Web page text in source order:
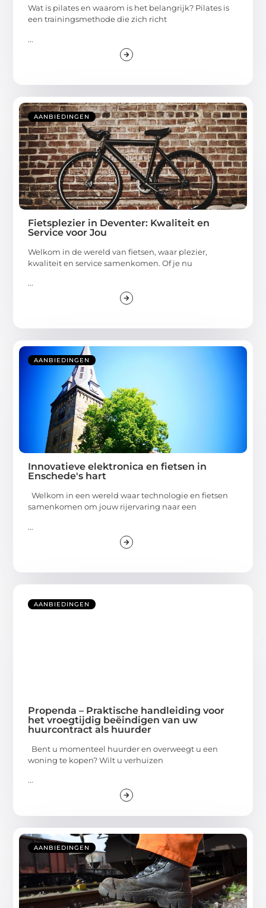
Wat is pilates en waarom is het belangrijk? Pilates is
een trainingsmethode die zich richt
...
AANBIEDINGEN
Fietsplezier in Deventer: Kwaliteit en
Service voor Jou
Welkom in de wereld van fietsen, waar plezier,
kwaliteit en service samenkomen. Of je nu
...
AANBIEDINGEN
Innovatieve elektronica en fietsen in
Enschede's hart
Welkom in een wereld waar technologie en fietsen
samenkomen om jouw rijervaring naar een
...
AANBIEDINGEN
Propenda – Praktische handleiding voor
het vroegtijdig beëindigen van uw
huurcontract als huurder
Bent u momenteel huurder en overweegt u een
woning te kopen? Wilt u verhuizen
...
AANBIEDINGEN